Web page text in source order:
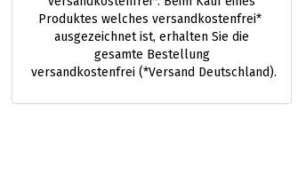
Produktes welches versandkostenfrei*
ausgezeichnet ist, erhalten Sie die
gesamte Bestellung
versandkostenfrei (*Versand Deutschland).